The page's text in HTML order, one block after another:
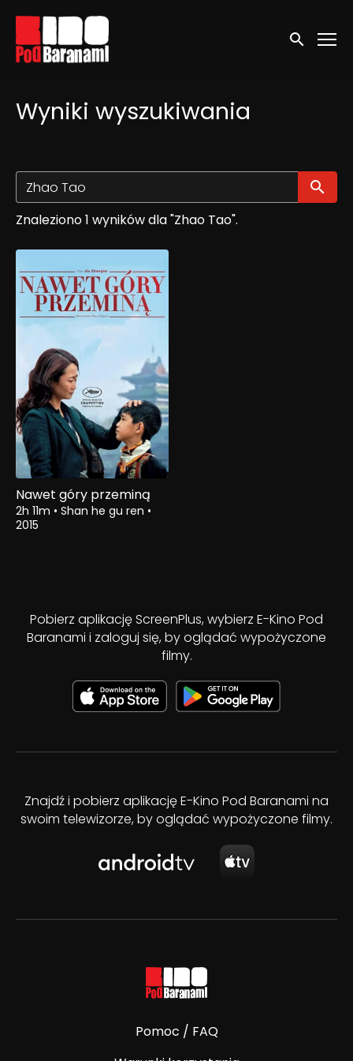
Linki ułatwień dostępu
Wyszukaj
Wyniki wyszukiwania
Znaleziono 1 wyników dla "Zhao Tao".
Nawet góry przeminą
2h 11m • Shan he gu ren •
2015
Pobierz aplikację ScreenPlus, wybierz E-Kino Pod
Baranami i zaloguj się, by oglądać wypożyczone
filmy.
Znajdź i pobierz aplikację E-Kino Pod Baranami na
swoim telewizorze, by oglądać wypożyczone filmy.
Pomoc / FAQ